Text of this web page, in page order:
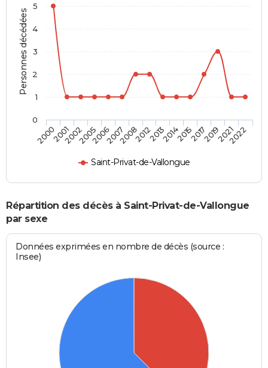
Personnes décédées
Saint-Privat-de-Vallongue
200020012002200520062007200820122013201420152017201920212022
0
1
2
3
4
5
Répartition des décès à Saint-Privat-de-Vallongue
par sexe
Données exprimées en nombre de décès (source :
Insee)